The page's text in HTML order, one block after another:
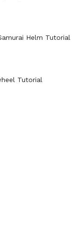
Helm Tutorial
Tutorial